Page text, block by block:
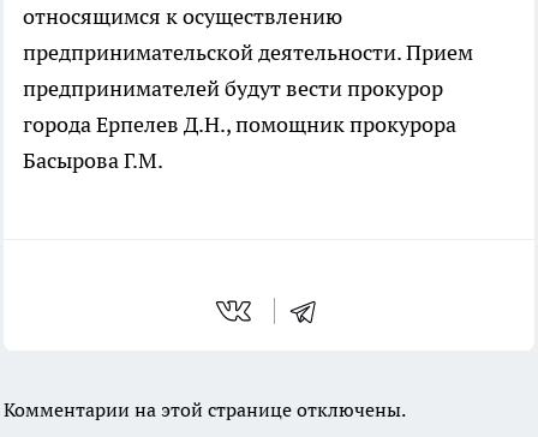
относящимся к осуществлению
предпринимательской деятельности. Прием
предпринимателей будут вести прокурор
города Ерпелев Д.Н., помощник прокурора
Басырова Г.М.
Комментарии на этой странице отключены.